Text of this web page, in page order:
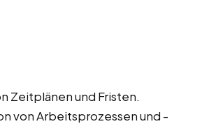
Zeitplänen und Fristen.
von Arbeitsprozessen und -